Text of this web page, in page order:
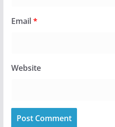
Email*
Website